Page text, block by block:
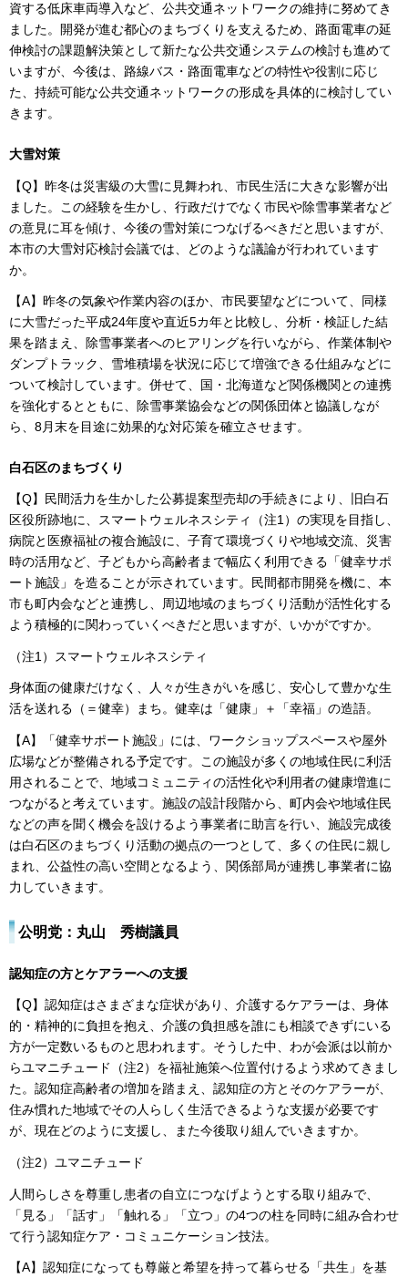
資する低床車両導入など、公共交通ネットワークの維持に努めてき
ました。開発が進む都心のまちづくりを支えるため、路面電車の延
伸検討の課題解決策として新たな公共交通システムの検討も進めて
いますが、今後は、路線バス・路面電車などの特性や役割に応じ
た、持続可能な公共交通ネットワークの形成を具体的に検討してい
きます。
大雪対策
【Q】昨冬は災害級の大雪に見舞われ、市民生活に大きな影響が出
ました。この経験を生かし、行政だけでなく市民や除雪事業者など
の意見に耳を傾け、今後の雪対策につなげるべきだと思いますが、
本市の大雪対応検討会議では、どのような議論が行われています
か。
【A】昨冬の気象や作業内容のほか、市民要望などについて、同様
に大雪だった平成24年度や直近5カ年と比較し、分析・検証した結
果を踏まえ、除雪事業者へのヒアリングを行いながら、作業体制や
ダンプトラック、雪堆積場を状況に応じて増強できる仕組みなどに
ついて検討しています。併せて、国・北海道など関係機関との連携
を強化するとともに、除雪事業協会などの関係団体と協議しなが
ら、8月末を目途に効果的な対応策を確立させます。
白石区のまちづくり
【Q】民間活力を生かした公募提案型売却の手続きにより、旧白石
区役所跡地に、スマートウェルネスシティ（注1）の実現を目指し、
病院と医療福祉の複合施設に、子育て環境づくりや地域交流、災害
時の活用など、子どもから高齢者まで幅広く利用できる「健幸サポ
ート施設」を造ることが示されています。民間都市開発を機に、本
市も町内会などと連携し、周辺地域のまちづくり活動が活性化する
よう積極的に関わっていくべきだと思いますが、いかがですか。
（注1）スマートウェルネスシティ
身体面の健康だけなく、人々が生きがいを感じ、安心して豊かな生
活を送れる（＝健幸）まち。健幸は「健康」＋「幸福」の造語。
【A】「健幸サポート施設」には、ワークショップスペースや屋外
広場などが整備される予定です。この施設が多くの地域住民に利活
用されることで、地域コミュニティの活性化や利用者の健康増進に
つながると考えています。施設の設計段階から、町内会や地域住民
などの声を聞く機会を設けるよう事業者に助言を行い、施設完成後
は白石区のまちづくり活動の拠点の一つとして、多くの住民に親し
まれ、公益性の高い空間となるよう、関係部局が連携し事業者に協
力していきます。
公明党： 丸山 秀樹議員
認知症の方とケアラーへの支援
【Q】認知症はさまざまな症状があり、介護するケアラーは、身体
的・精神的に負担を抱え、介護の負担感を誰にも相談できずにいる
方が一定数いるものと思われます。そうした中、わが会派は以前か
らユマニチュード（注2）を福祉施策へ位置付けるよう求めてきまし
た。認知症高齢者の増加を踏まえ、認知症の方とそのケアラーが、
住み慣れた地域でその人らしく生活できるような支援が必要です
が、現在どのように支援し、また今後取り組んでいきますか。
（注2）ユマニチュード
人間らしさを尊重し患者の自立につなげようとする取り組みで、
「見る」「話す」「触れる」「立つ」の4つの柱を同時に組み合わせ
て行う認知症ケア・コミュニケーション技法。
【A】認知症になっても尊厳と希望を持って暮らせる「共生」を基